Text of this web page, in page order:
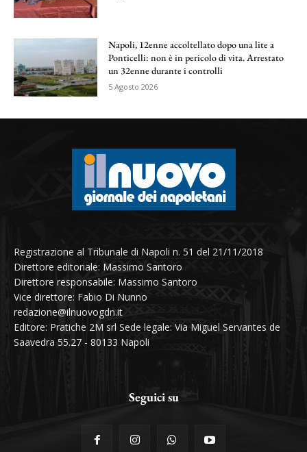
Napoli, 12enne accoltellato dopo una lite a
Ponticelli: non è in pericolo di vita. Arrestato
un 32enne durante i controlli
5 Agosto 2026
Registrazione al Tribunale di Napoli n. 51 del 21/11/2018
Direttore editoriale: Massimo Santoro
Direttore responsabile: Massimo Santoro
Vice direttore: Fabio Di Nunno
redazione@ilnuovogdn.it
Editore: Pratiche 2M srl Sede legale: Via Miguel Servantes de
Saavedra 55.27 - 80133 Napoli
Seguici su